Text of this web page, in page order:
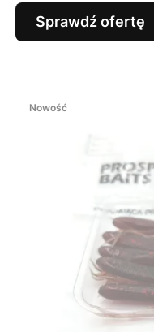
Sprawdź ofertę
Nowość